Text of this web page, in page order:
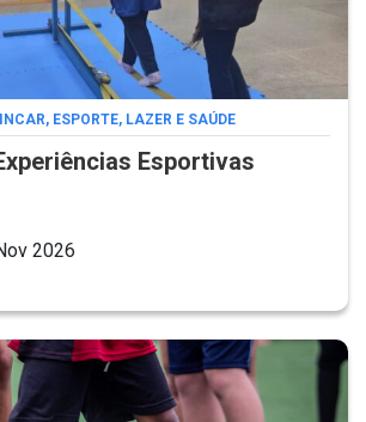
ESPORTE, LAZER E SAÚDE
Esportivas
2026